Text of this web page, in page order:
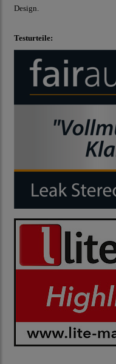
Design.
Testurteile: